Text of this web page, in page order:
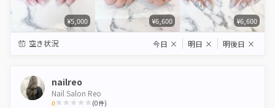
¥5,000 ¥6,600 ¥6,600
空き状況 今日 × 明日 × 明後日 ×
nailreo
Nail Salon Reo
0 (0件)